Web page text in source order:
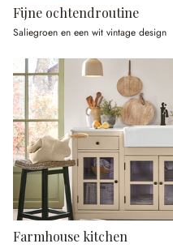
Fijne ochtendroutine
Saliegroen en een wit vintage design
Farmhouse kitchen